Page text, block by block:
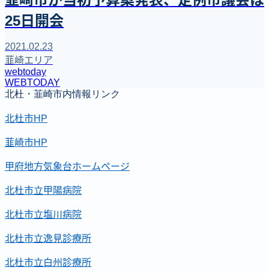
25日開会
2021.02.23
韮崎エリア
webtoday
WEBTODAY
北杜・韮崎市内情報リンク
北杜市HP
韮崎市HP
甲府地方気象台ホームページ
北杜市立甲陽病院
北杜市立塩川病院
北杜市立逸見診療所
北杜市立白州診療所